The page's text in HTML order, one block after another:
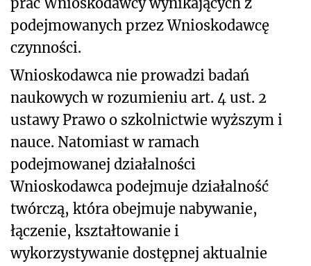
podejmowanych przez Wnioskodawcę
czynności.
Wnioskodawca nie prowadzi badań
naukowych w rozumieniu art. 4 ust. 2
ustawy Prawo o szkolnictwie wyższym i
nauce. Natomiast w ramach
podejmowanej działalności
Wnioskodawca podejmuje działalność
twórczą, która obejmuje nabywanie,
łączenie, kształtowanie i
wykorzystywanie dostępnej aktualnie